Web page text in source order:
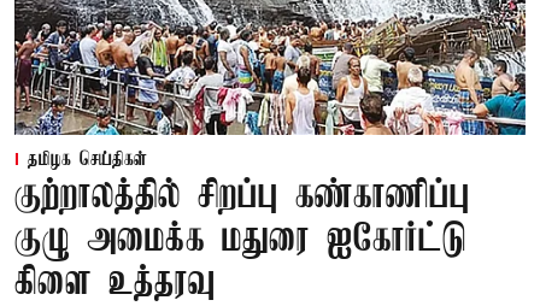
தமிழக செய்திகள்
குற்றாலத்தில் சிறப்பு கண்காணிப்பு
குழு அமைக்க மதுரை ஐகோர்ட்டு
கிளை உத்தரவு